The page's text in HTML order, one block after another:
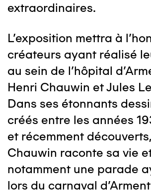
extraordinaires.
L’exposition mettra à
créateurs ayant réalisé
au sein de l’hôpital
Henri Chauwin et Jules
Dans ses étonnants
créés entre les années
et récemment
Chauwin raconte sa vie
notamment une parade
lors du carnaval